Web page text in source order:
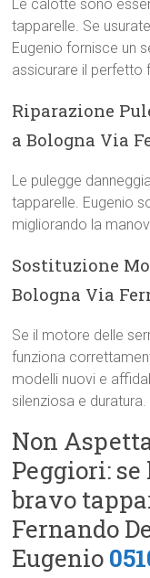
Le calotte sono
tapparelle. Se
Eugenio fornisce un
assicurare il perfetto
Riparazione
a Bologna Via
Le pulegge
tapparelle. Eugenio
migliorando la
Sostituzione
Bologna Via
Se il motore delle
funziona
modelli nuovi e
silenziosa e duratura.
Non
Peggiori:
bravo
Fernando
Eugenio